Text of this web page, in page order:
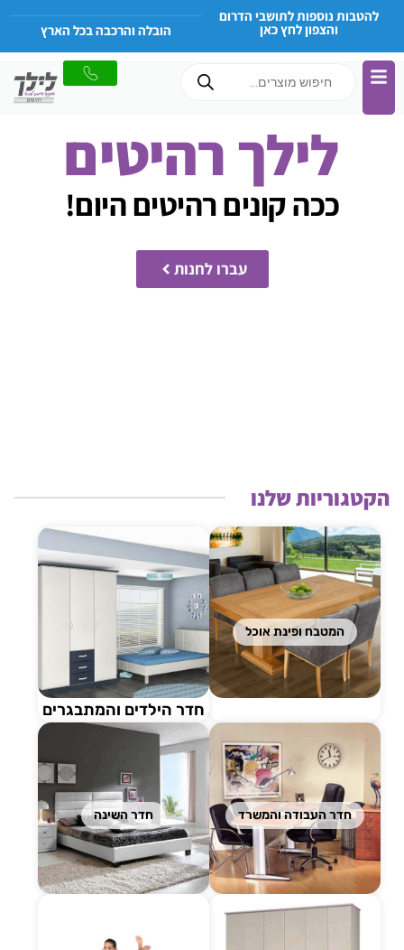
לתוכןלהטבות נוספות לתושבי הדרום
והצפון לחץ כאן הובלה והרכבה בכל הארץ
לילך רהיטים
ככה קונים רהיטים היום!
עברו לחנות
הקטגוריות שלנו
המטבח ופינת אוכל
חדר הילדים והמתבגרים
חדר העבודה והמשרד חדר השינה